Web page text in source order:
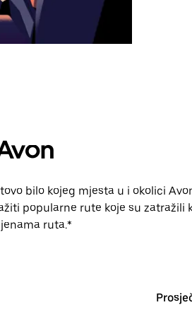
bilo kojeg mjesta u i okolici
popularne rute koje su zatražili
ruta.*